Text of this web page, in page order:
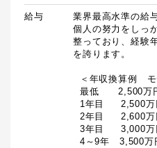
給与
業界最高水準の給
個人の努力をしっ
整っており、経験
を誇ります。